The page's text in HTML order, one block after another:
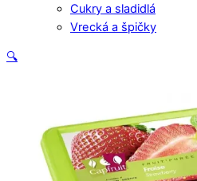
Cukry a sladidlá
Vrecká a špičky
Close
🔍